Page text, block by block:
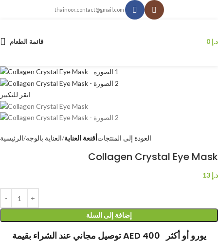
thainoor.contact@gmail.com
قائمة الطعام د.إ
انقر للتكبير
الرئيسية العناية بالوجه أقنعة العنايةالعودة إلى المنتجات
Collagen Crystal Eye Mask
د.إ
إضافة إلى السلة
توصيل مجاني عند الشراء بقيمة AED 400 يورو أو أكثر